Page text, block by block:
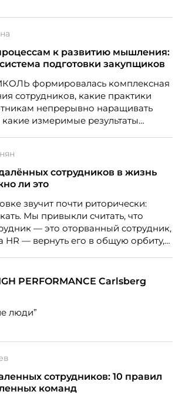
к развитию мышления:
подготовки закупщиков
формировалась комплексная
сотрудников, какие практики
непрерывно наращивать
измеримые результаты
«Минеральная изоляция»
сотрудников в жизнь
ли это
звучит почти риторически:
Мы привыкли считать, что
— это оторванный сотрудник,
HR — вернуть его в общую орбиту,
остановиться на неудобном
ровно обратное тому, что
— HR Tech лидер, эксперт по
«Дао женской карьеры».
PERFORMANCE Carlsberg
люди”
сотрудников: 10 правил
команд